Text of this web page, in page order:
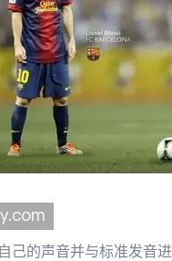
己的声音并与标准发音